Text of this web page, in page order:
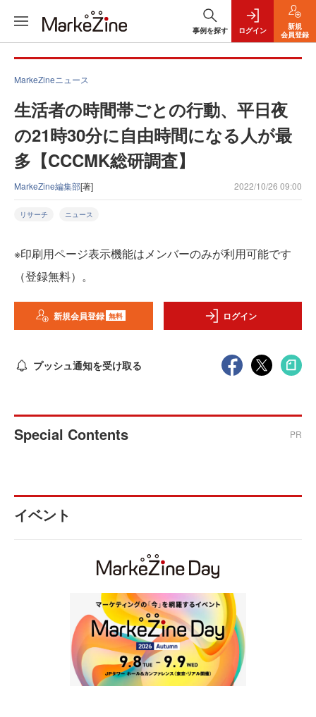
事例を探す ログイン
新規
会員登録
MarkeZineニュース
生活者の時間帯ごとの行動、平日夜
の21時30分に自由時間になる人が最
多【CCCMK総研調査】
MarkeZine編集部[著] 2022/10/26 09:00
リサーチ ニュース
※印刷用ページ表示機能はメンバーのみが利用可能です
（登録無料）。
新規会員登録 無料 ログイン
プッシュ通知を受け取る
Special Contents PR
イベント